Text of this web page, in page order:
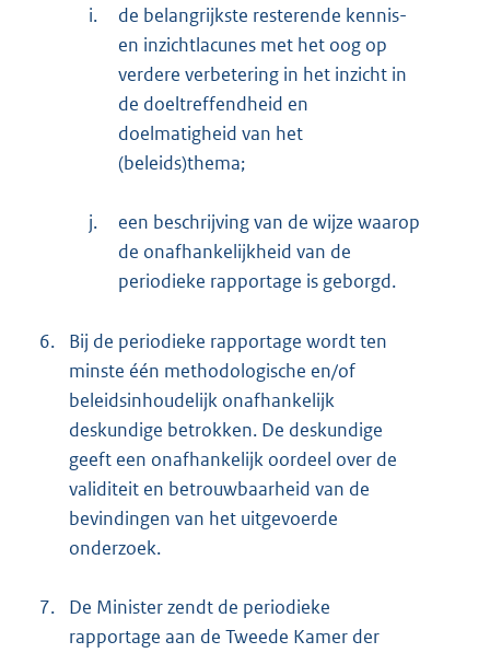
i.
de belangrijkste resterende kennis-
en inzichtlacunes met het oog op
verdere verbetering in het inzicht in
de doeltreffendheid en
doelmatigheid van het
(beleids)thema;
j.
een beschrijving van de wijze waarop
de onafhankelijkheid van de
periodieke rapportage is geborgd.
6.
Bij de periodieke rapportage wordt ten
minste één methodologische en/of
beleidsinhoudelijk onafhankelijk
deskundige betrokken. De deskundige
geeft een onafhankelijk oordeel over de
validiteit en betrouwbaarheid van de
bevindingen van het uitgevoerde
onderzoek.
7.
De Minister zendt de periodieke
rapportage aan de Tweede Kamer der